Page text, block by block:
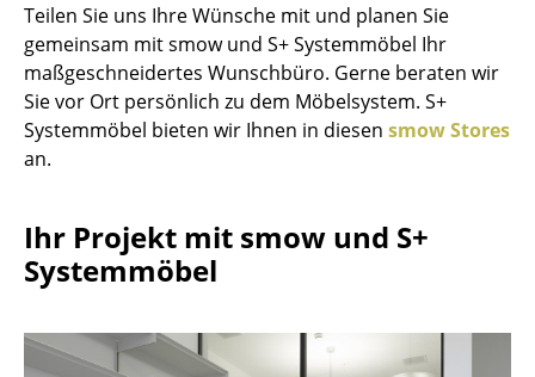
Beistell- & Rollcontainer
Barmöbel
Garderoben
Einzelteile
... alle Aufbewahrungsmöbel
Licht
Teilen Sie uns Ihre Wünsche mit und planen Sie
gemeinsam mit smow und S+ Systemmöbel Ihr
maßgeschneidertes Wunschbüro. Gerne beraten wir
Sie vor Ort persönlich zu dem Möbelsystem. S+
Systemmöbel bieten wir Ihnen in diesen smow Stores
an.
Ihr Projekt mit smow und S+
Systemmöbel